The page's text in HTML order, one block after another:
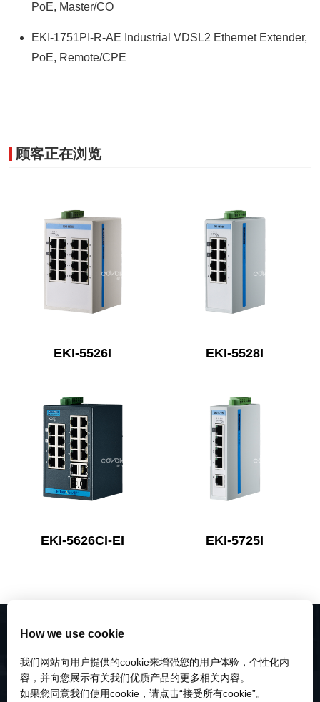
PoE, Master/CO
EKI-1751PI-R-AE Industrial VDSL2 Ethernet Extender,
PoE, Remote/CPE
顾客正在浏览
EKI-5526I EKI-5528I
EKI-5626CI-EI EKI-5725I
How we use cookie
我们网站向用户提供的cookie来增强您的用户体验，个性化内
容，并向您展示有关我们优质产品的更多相关内容。
如果您同意我们使用cookie，请点击“接受所有cookie”。